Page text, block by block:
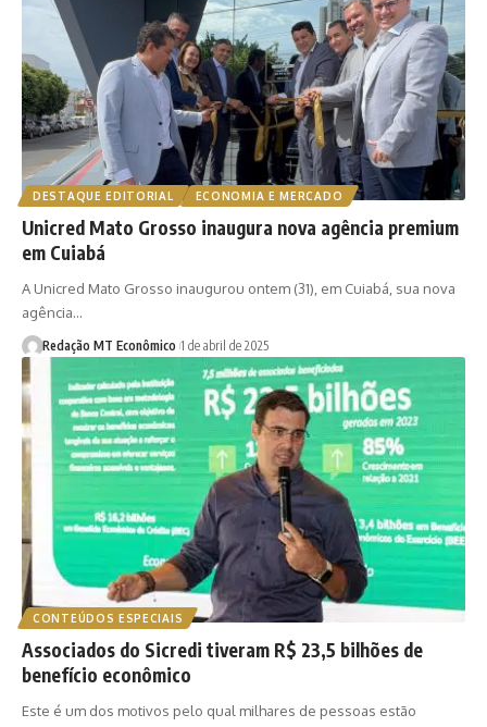
DESTAQUE EDITORIAL ECONOMIA E MERCADO
Unicred Mato Grosso inaugura nova agência premium
em Cuiabá
A Unicred Mato Grosso inaugurou ontem (31), em Cuiabá, sua nova
agência…
Redação MT Econômico 1 de abril de 2025
CONTEÚDOS ESPECIAIS
Associados do Sicredi tiveram R$ 23,5 bilhões de
benefício econômico
Este é um dos motivos pelo qual milhares de pessoas estão